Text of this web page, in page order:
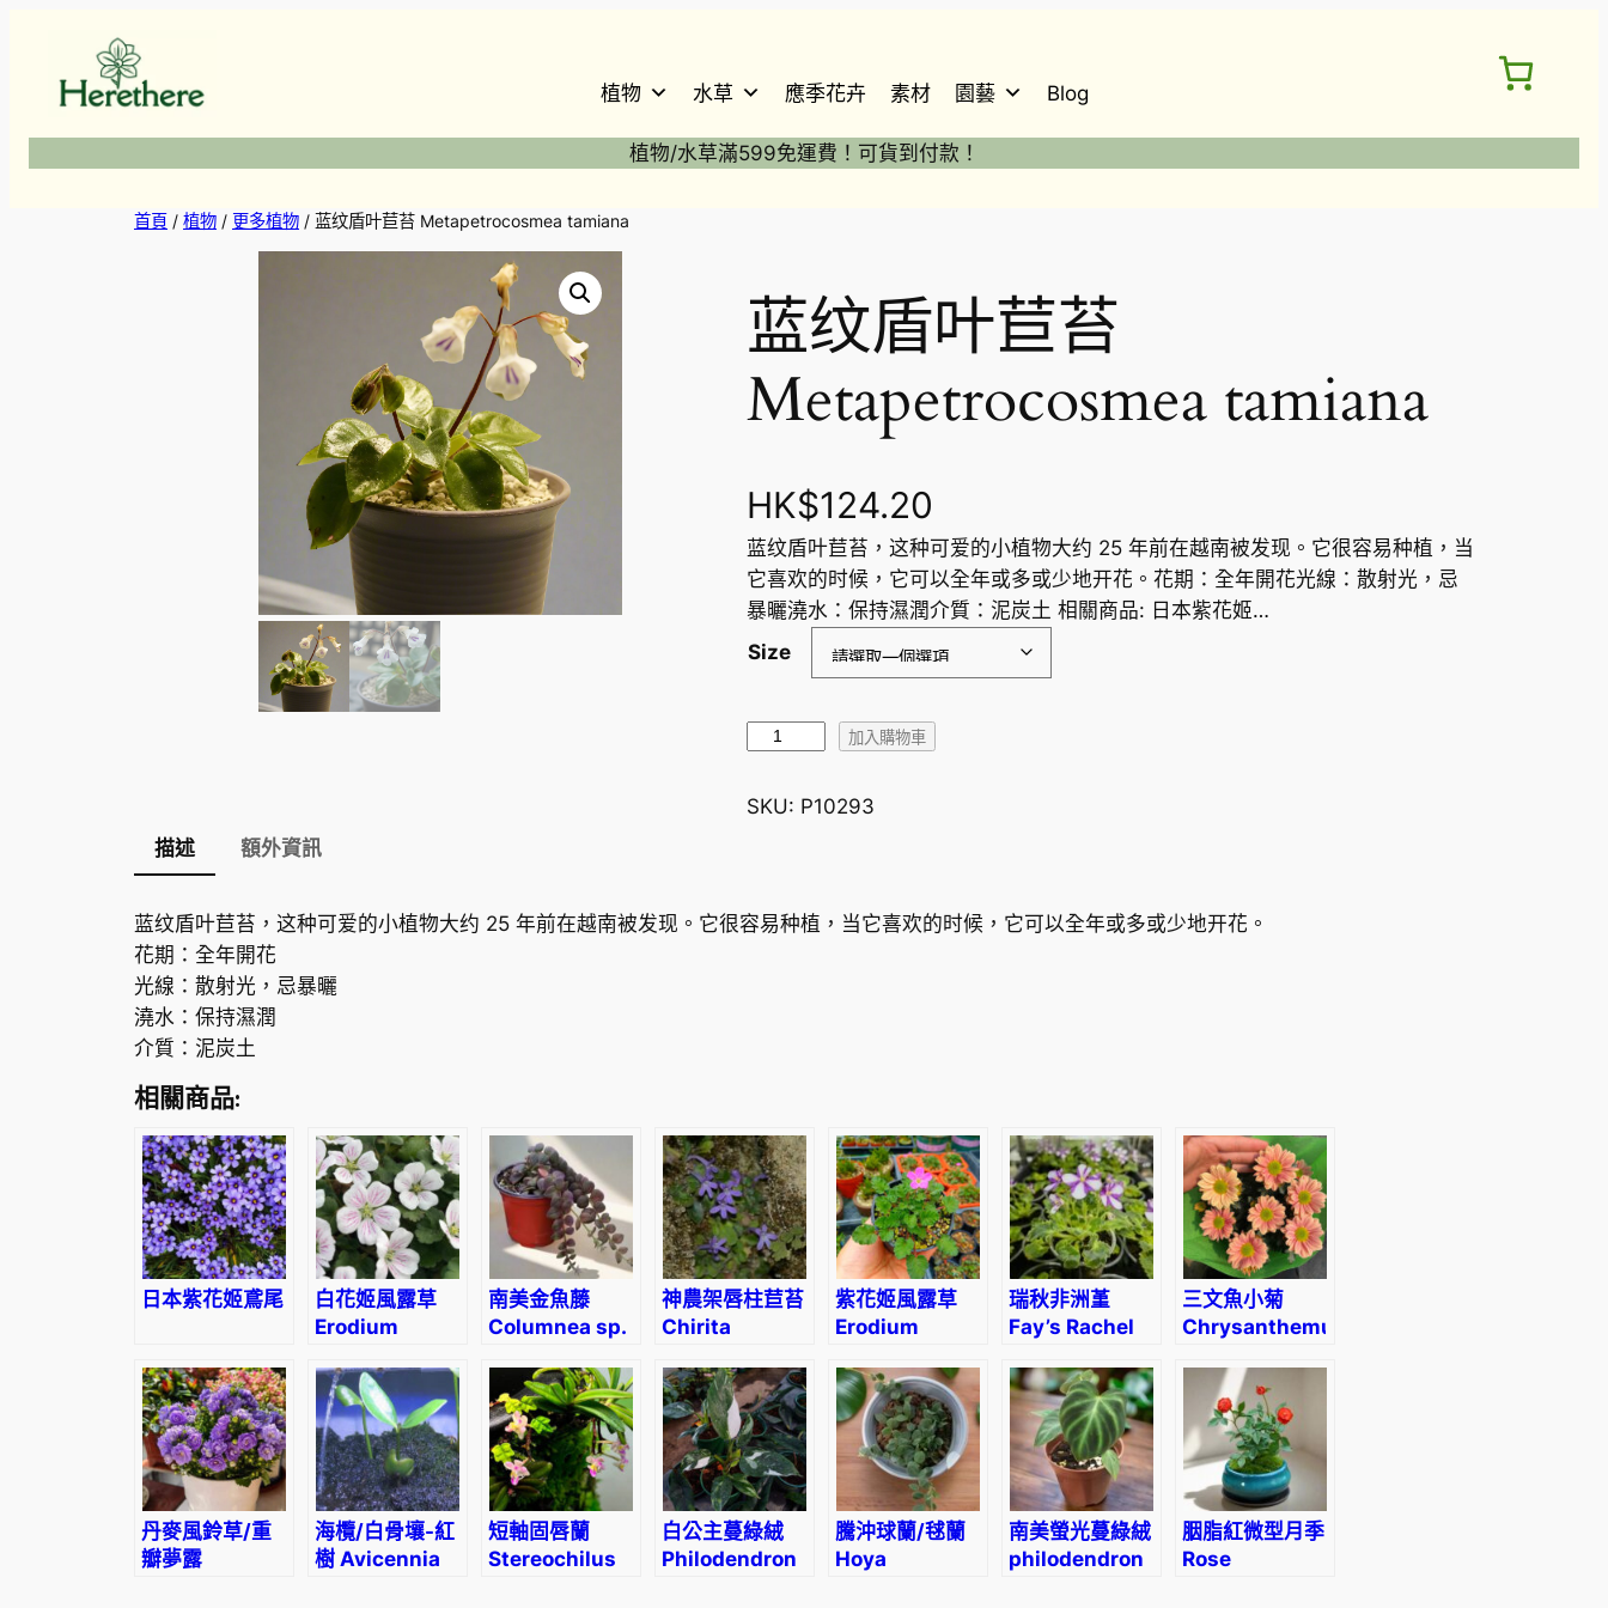
植物 水草 應季花卉 素材 園藝 Blog
植物/水草滿599免運費！可貨到付款！
首頁 / 植物 / 更多植物 / 蓝纹盾叶苣苔 Metapetrocosmea tamiana
蓝纹盾叶苣苔
Metapetrocosmea tamiana
HK$124.20
蓝纹盾叶苣苔，这种可爱的小植物大约 25 年前在越南被发现。它很容易种植，当
它喜欢的时候，它可以全年或多或少地开花。花期：全年開花光線：散射光，忌
暴曬澆水：保持濕潤介質：泥炭土 相關商品: 日本紫花姬…
Size
盾
M
r
o
c
o
s
m
t
a
m
i
a
n
a
加入購物車
SKU: P10293
描述
額外資訊
蓝纹盾叶苣苔，这种可爱的小植物大约 25 年前在越南被发现。它很容易种植，当它喜欢的时候，它可以全年或多或少地开花。
花期：全年開花
光線：散射光，忌暴曬
澆水：保持濕潤
介質：泥炭土
相關商品:
日本紫花姬鳶尾
白花姬風露草
Erodium
‘Album’
南美金魚藤
Columnea sp.
神農架唇柱苣苔
Chirita
紫花姬風露草
Erodium
瑞秋非洲堇
Fay’s Rachel
三文魚小菊
Chrysanthemum
Salmon’
丹麥風鈴草/重
瓣夢露
海欖/白骨壤-紅
樹 Avicennia
短軸固唇蘭
Stereochilus
白公主蔓綠絨
Philodendron
騰沖球蘭/毬蘭
Hoya
南美螢光蔓綠絨
philodendron
胭脂紅微型月季
Rose